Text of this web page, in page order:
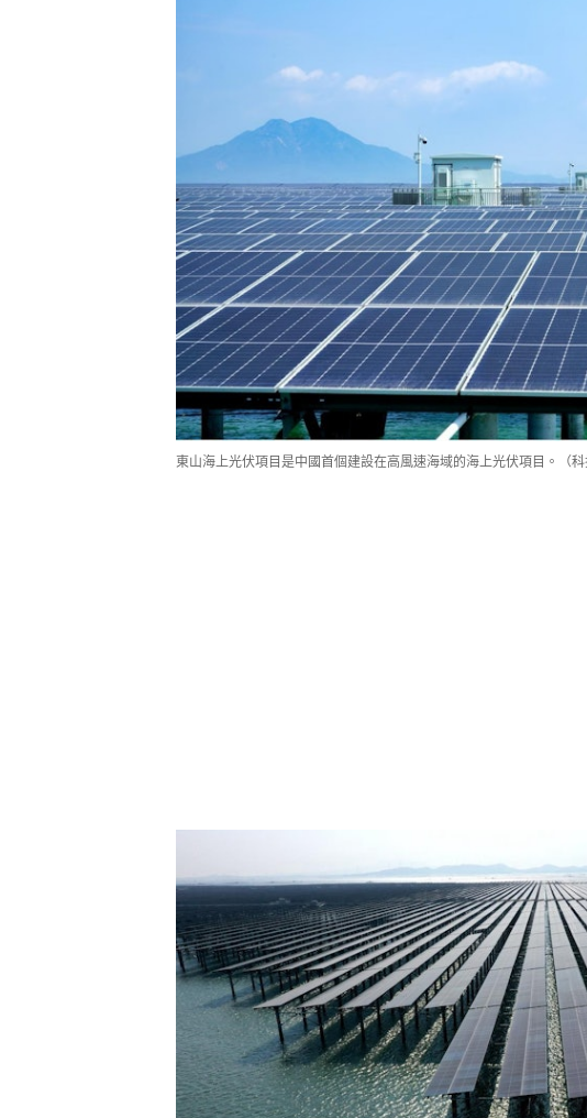
東山海上光伏項目是中國首個建設在高風速海域的海上光伏項目。（科